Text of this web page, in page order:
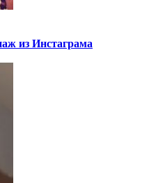
из Инстаграма